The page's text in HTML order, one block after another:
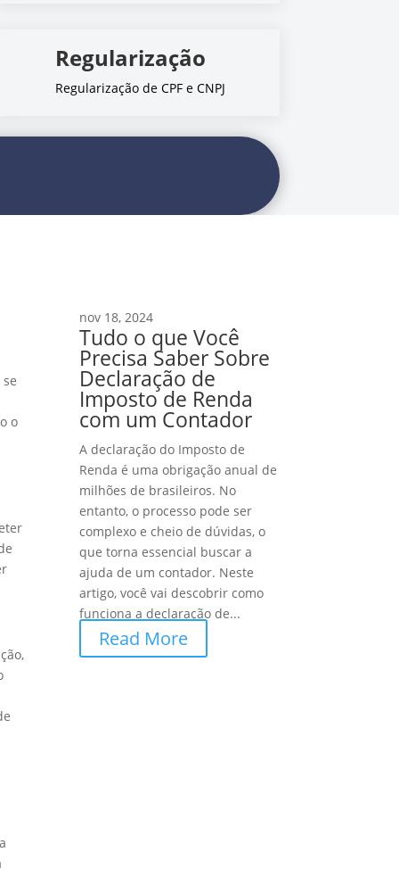
Regularização
Regularização de CPF e CNPJ
o
nov 18, 2024
Tudo o que Você
Precisa Saber Sobre
Declaração de
Imposto de Renda
com um Contador
A declaração do Imposto de
Renda é uma obrigação anual de
milhões de brasileiros. No
entanto, o processo pode ser
complexo e cheio de dúvidas, o
que torna essencial buscar a
ajuda de um contador. Neste
artigo, você vai descobrir como
funciona a declaração de...
Read More